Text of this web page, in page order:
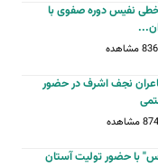
خطی نفیس دوره صفوی با
مشاهده
نجف اشرف در حضور
مشاهده
با حضور تولیت آستان